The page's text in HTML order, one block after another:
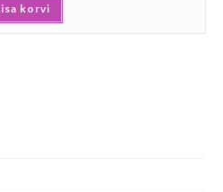
korvi